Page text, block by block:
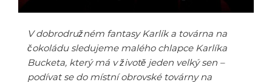
V dobrodružném fantasy Karlík a továrna na
čokoládu sledujeme malého chlapce Karlíka
Bucketa, který má v životě jeden velký sen –
podívat se do místní obrovské továrny na